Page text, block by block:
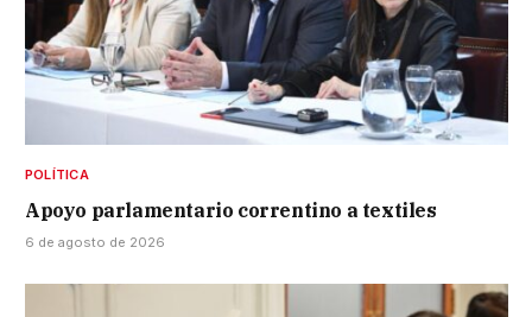
POLÍTICA
Apoyo parlamentario correntino a textiles
6 de agosto de 2026